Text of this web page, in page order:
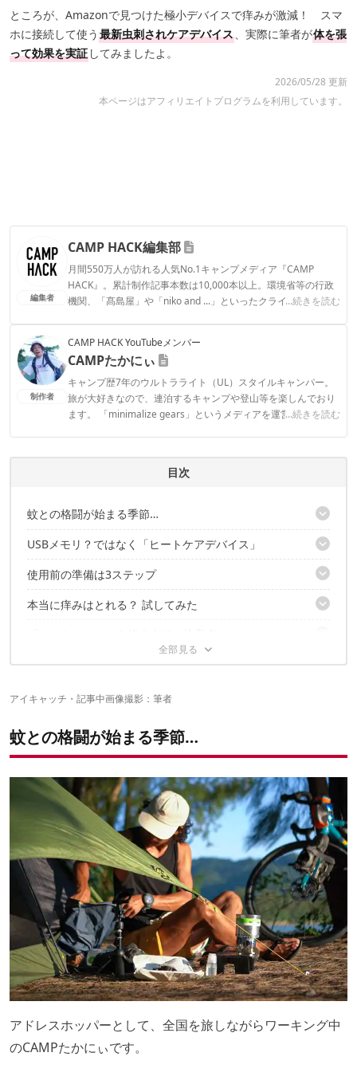
ところが、Amazonで見つけた極小デバイスで痒みが激減！ スマ
ホに接続して使う 最新虫刺されケアデバイス、実際に筆者が体を張
って効果を実証 してみましたよ。
2026/05/28 更新
本ページはアフィリエイトプログラムを利用しています。
編集者
CAMP HACK編集部
月間550万人が訪れる人気No.1キャンプメディア『CAMP
HACK』。累計制作記事本数は10,000本以上。環境省等の行政
機関、「髙島屋」や「niko and ...」といったクライアントとの
...続きを読む
CAMP HACK編集部のプロフィール
制作者
CAMP HACK YouTubeメンバー
CAMPたかにぃ
キャンプ歴7年のウルトラライト（UL）スタイルキャンパー。
旅が大好きなので、連泊するキャンプや登山等を楽しんでおり
ます。 「minimalize gears」というメディアを運営していて、
...続きを読む
CAMPたかにぃのプロフィール
目次
蚊との格闘が始まる季節…
テクノロジーで痒みを軽減！？
USBメモリ？ではなく「ヒートケアデバイス」
わずか5g！キーホルダー感覚で持ち歩ける極小サイズ
スマホに接続して使う
使用前の準備は3ステップ
STEP1. まずはアプリをダウンロード
本当に痒みはとれる？ 試してみた
蚊以外への効果は謎
スマホで痒み対策、アリかも！
✔こちらの記事もおすすめ
アイキャッチ・記事中画像撮影：筆者
蚊との格闘が始まる季節…
アドレスホッパーとして、全国を旅しながらワーキング中
のCAMPたかにぃです。